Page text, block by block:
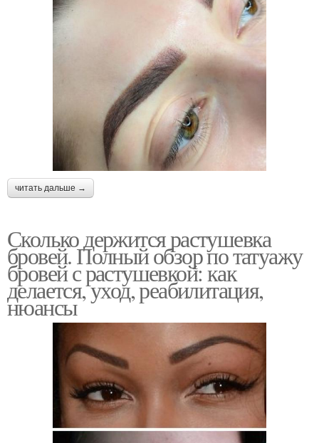
читать дальше →
Сколько держится растушевка
бровей. Полный обзор по татуажу
бровей с растушевкой: как
делается, уход, реабилитация,
нюансы